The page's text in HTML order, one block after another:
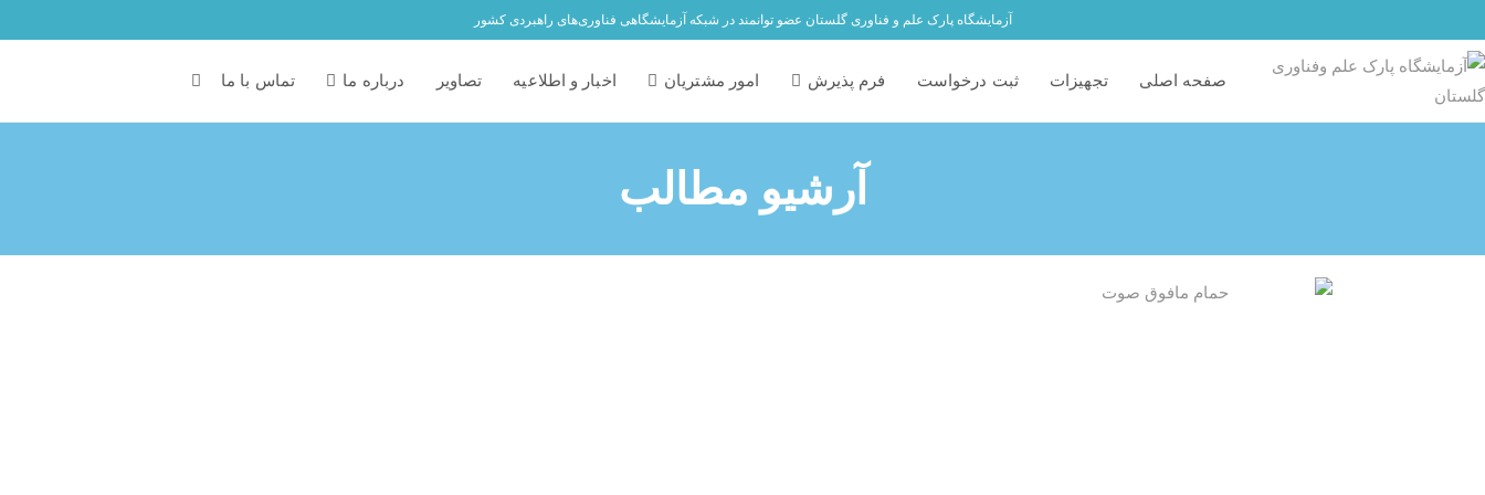
آزمایشگاه پارک علم و فناوری گلستان عضو توانمند در شبکه آزمایشگاهی فناوری‌های راهبردی کشور
صفحه اصلی تجهیزات ثبت درخواست فرم پذیرش امور مشتریان اخبار و اطلاعیه تصاویر درباره ما تماس با ما
آرشیو مطالب